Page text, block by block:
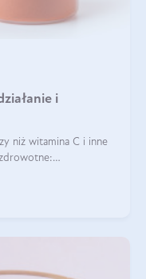
i
niż witamina C i inne